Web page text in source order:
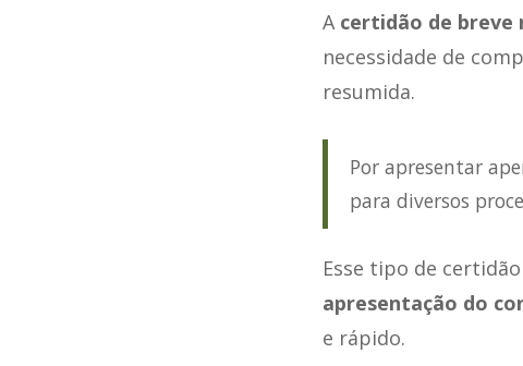
A certidão de breve
necessidade de
resumida.
Por apresentar
para diversos
Esse tipo de
apresentação do
e rápido.